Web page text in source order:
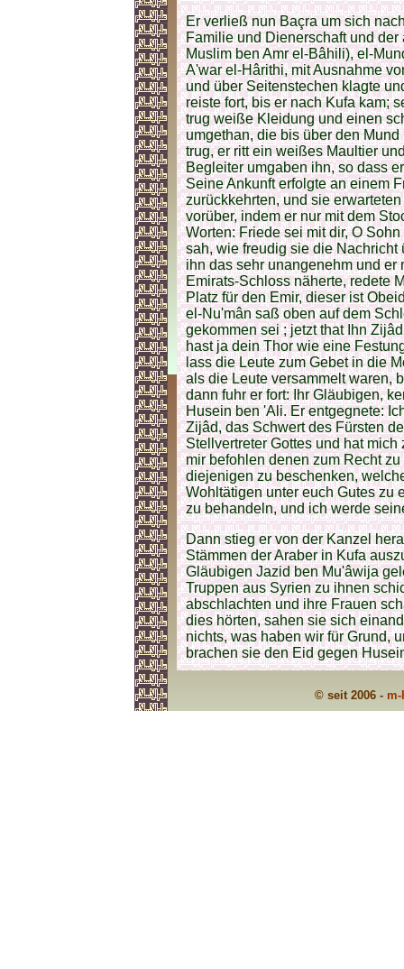
Er verließ nun Baçra um sich
Familie und Dienerschaft und
Muslim ben Amr el-Bâhili), el-
A'war el-Hârithi, mit Ausnahme
und über Seitenstechen klagte
reiste fort, bis er nach Kufa kam;
trug weiße Kleidung und einen
umgethan, die bis über den
trug, er ritt ein weißes Maultier
Begleiter umgaben ihn, so dass
Seine Ankunft erfolgte an einem
zurückkehrten, und sie
vorüber, indem er nur mit dem
Worten: Friede sei mit dir, O
sah, wie freudig sie die Nachricht
ihn das sehr unangenehm und er
Emirats-Schloss näherte, redete
Platz für den Emir, dieser ist
el-Nu'mân saß oben auf dem
gekommen sei ; jetzt that Ihn
hast ja dein Thor wie eine
lass die Leute zum Gebet in die
als die Leute versammelt waren,
dann fuhr er fort: Ihr Gläubigen,
Husein ben 'Ali. Er entgegnete:
Zijâd, das Schwert des Fürsten
Stellvertreter Gottes und hat
mir befohlen denen zum Recht
diejenigen zu beschenken,
Wohltätigen unter euch Gutes zu
zu behandeln, und ich werde
Dann stieg er von der Kanzel
Stämmen der Araber in Kufa
Gläubigen Jazid ben Mu'âwija
Truppen aus Syrien zu ihnen
abschlachten und ihre Frauen
dies hörten, sahen sie sich
nichts, was haben wir für Grund,
brachen sie den Eid gegen
© seit 2006 -